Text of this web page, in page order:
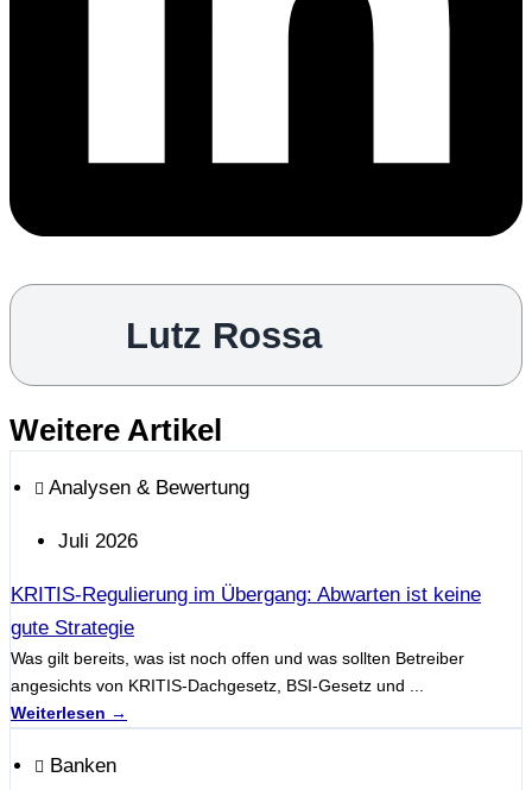
Lutz Rossa
Weitere Artikel
Analysen & Bewertung
Juli 2026
KRITIS-Regulierung im Übergang: Abwarten ist keine
gute Strategie
Was gilt bereits, was ist noch offen und was sollten Betreiber
angesichts von KRITIS-Dachgesetz, BSI-Gesetz und ...
Weiterlesen →
Banken